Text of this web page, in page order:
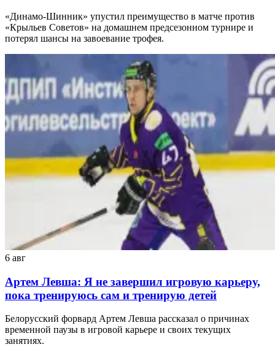
«Динамо-Шинник» упустил преимущество в матче против
«Крыльев Советов» на домашнем предсезонном турнире и
потерял шансы на завоевание трофея.
6 авг
Артем Левша: Я не завершил игровую карьеру,
пока тренируюсь сам и тренирую детей
Белорусский форвард Артем Левша рассказал о причинах
временной паузы в игровой карьере и своих текущих
занятиях.